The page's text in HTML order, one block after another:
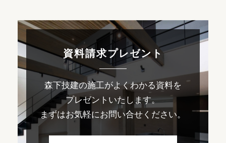
資料請求プレゼント
森下技建の施工がよくわかる資料を
プレゼントいたします。
まずはお気軽にお問い合せください。